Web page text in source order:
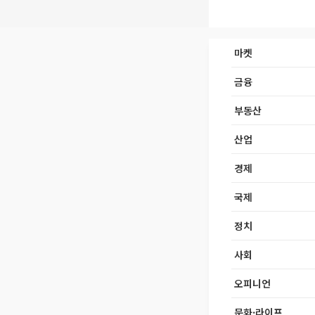
마켓
금융
부동산
산업
경제
국제
정치
사회
오피니언
문화·라이프